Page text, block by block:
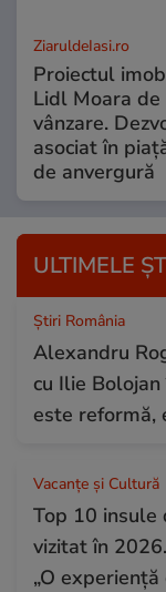
ZiaruldeIasi.ro
Proiectul
Lidl Moara de
vânzare.
asociat în
de anvergură
ULTIMELE
Știri România
Alexandru
cu Ilie
este reformă,
Vacanțe și Cultură
Top 10 insule
vizitat în
„O